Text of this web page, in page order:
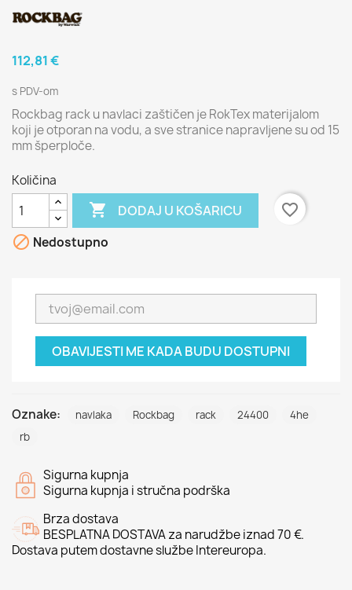
112,81 €
s PDV-om
Rockbag rack u navlaci zaštičen je RokTex materijalom
koji je otporan na vodu, a sve stranice napravljene su od 15
mm šperploče.
Količina
 DODAJ U KOŠARICU
favorite_border
 Nedostupno
OBAVIJESTI ME KADA BUDU DOSTUPNI
Oznake: navlaka Rockbag rack 24400
4he
rb
Sigurna kupnja
Sigurna kupnja i stručna podrška
Brza dostava
BESPLATNA DOSTAVA za narudžbe iznad 70 €.
Dostava putem dostavne službe Intereuropa.